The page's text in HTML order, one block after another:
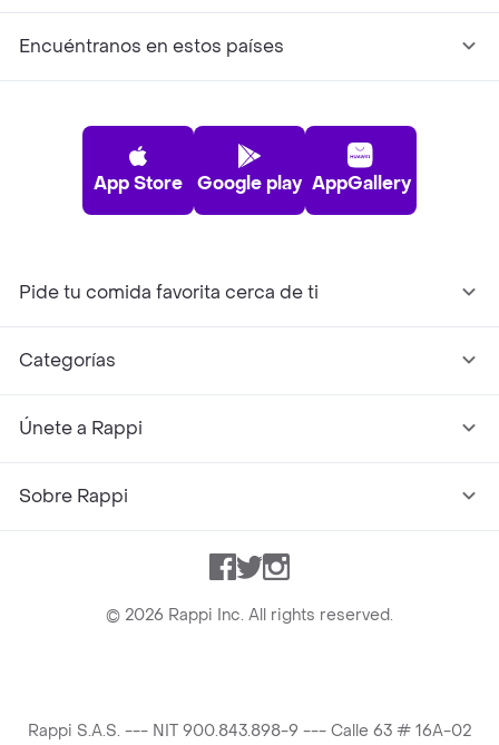
Encuéntranos en estos países
App Store Google play AppGallery
Pide tu comida favorita cerca de ti
Categorías
Únete a Rappi
Sobre Rappi
Facebook
TwitterInstagram
© 2026 Rappi Inc. All rights reserved.
Rappi S.A.S. --- NIT 900.843.898-9 --- Calle 63 # 16A-02